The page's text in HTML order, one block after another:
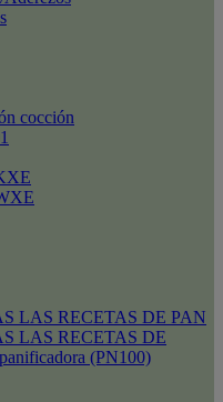
cocción
LAS RECETAS DE PAN
LAS RECETAS DE
(PN100)